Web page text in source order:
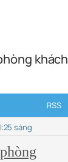
khách
RSS
sáng